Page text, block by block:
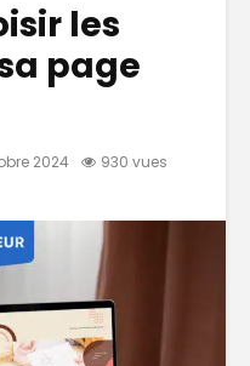
les
page
2024 930 vues